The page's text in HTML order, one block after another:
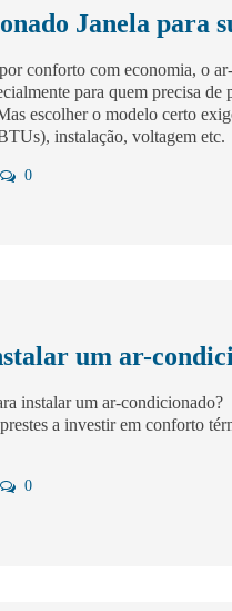
Janela para
conforto com economia, o
para quem precisa de
escolher o modelo certo
instalação, voltagem etc.
0
um ar-
instalar um ar-condicionado?
a investir em conforto
0